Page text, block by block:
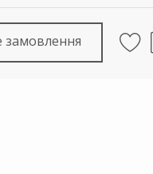
замовлення